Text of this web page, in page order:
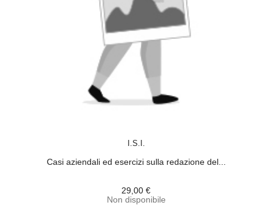
I.S.I.
Casi aziendali ed esercizi sulla redazione del...
29,00 €
Non disponibile